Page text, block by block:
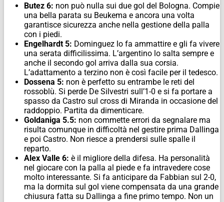
Butez 6: non può nulla sui due gol del Bologna. Compie
una bella parata su Beukema e ancora una volta
garantisce sicurezza anche nella gestione della palla
con i piedi.
Engelhardt 5: Dominguez lo fa ammattire e gli fa vivere
una serata difficilissima. L’argentino lo salta sempre e
anche il secondo gol arriva dalla sua corsia.
L’adattamento a terzino non è così facile per il tedesco.
Dossena 5: non è perfetto su entrambe le reti del
rossoblù. Si perde De Silvestri sull’1-0 e si fa portare a
spasso da Castro sul cross di Miranda in occasione del
raddoppio. Partita da dimenticare.
Goldaniga 5.5: non commette errori da segnalare ma
risulta comunque in difficoltà nel gestire prima Dallinga
e poi Castro. Non riesce a prendersi sulle spalle il
reparto.
Alex Valle 6: è il migliore della difesa. Ha personalità
nel giocare con la palla al piede e fa intravedere cose
molto interessante. Si fa anticipare da Fabbian sul 2-0,
ma la dormita sul gol viene compensata da una grande
chiusura fatta su Dallinga a fine primo tempo. Non un